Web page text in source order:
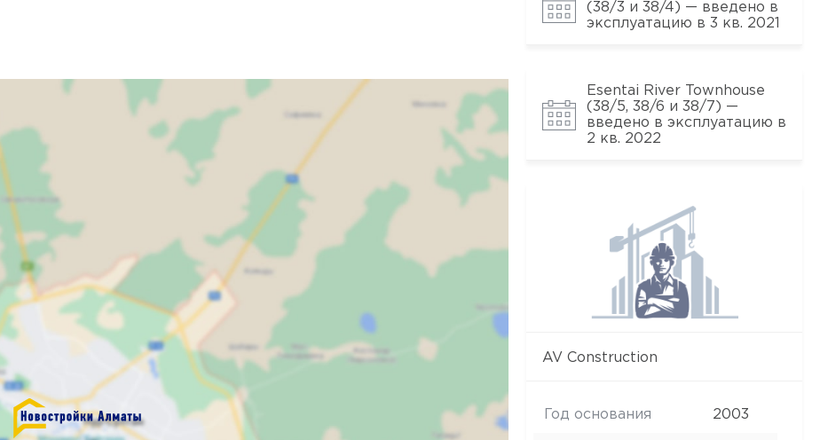
(38/3 и 38/4) — введено в
эксплуатацию в 3 кв. 2021
Esentai River Townhouse
(38/5, 38/6 и 38/7) —
введено в эксплуатацию в
2 кв. 2022
AV Construction
Год основания 2003